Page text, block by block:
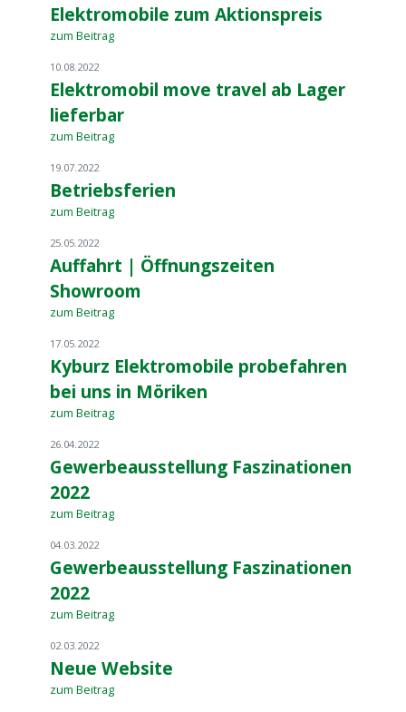
Elektromobile zum Aktionspreis
zum Beitrag
10.08.2022
Elektromobil move travel ab Lager
lieferbar
zum Beitrag
19.07.2022
Betriebsferien
zum Beitrag
25.05.2022
Auffahrt | Öffnungszeiten
Showroom
zum Beitrag
17.05.2022
Kyburz Elektromobile probefahren
bei uns in Möriken
zum Beitrag
26.04.2022
Gewerbeausstellung Faszinationen
2022
zum Beitrag
04.03.2022
Gewerbeausstellung Faszinationen
2022
zum Beitrag
02.03.2022
Neue Website
zum Beitrag